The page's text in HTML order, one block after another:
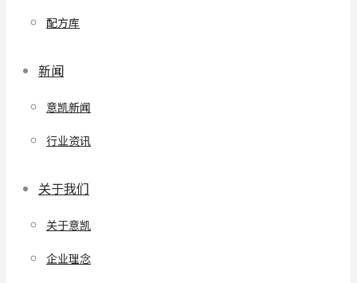
配方库
新闻
意凯新闻
行业资讯
关于我们
关于意凯
企业理念